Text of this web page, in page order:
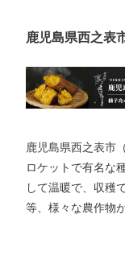
鹿児島県西之表
鹿児島県西之表市
ロケットで有名な
して温暖で、収穫
等、様々な農作物
く、昔から「飢え